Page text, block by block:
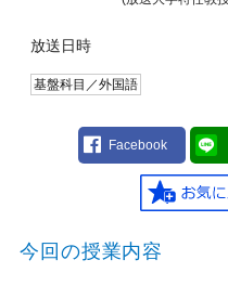
放送日時
基盤科目／外国語
Facebook
今回の授業内容